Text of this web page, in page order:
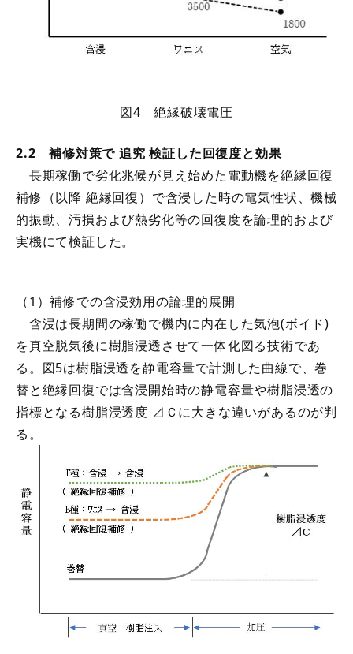
図4 絶縁破壊電圧
2.2 補修対策で 追究 検証した回復度と効果
長期稼働で劣化兆候が見え始めた電動機を絶縁回復
補修（以降 絶縁回復）で含浸した時の電気性状、機械
的振動、汚損および熱劣化等の回復度を論理的および
実機にて検証した。
（1）補修での含浸効用の論理的展開
含浸は長期間の稼働で機内に内在した気泡(ボイド)
を真空脱気後に樹脂浸透させて一体化図る技術であ
る。図5は樹脂浸透を静電容量で計測した曲線で、巻
替と絶縁回復では含浸開始時の静電容量や樹脂浸透の
指標となる樹脂浸透度 ⊿Ｃに大きな違いがあるのが判
る。